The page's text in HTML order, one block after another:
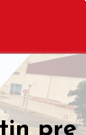
pre